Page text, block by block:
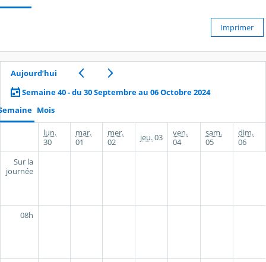
Imprimer
Aujourd’hui
Semaine 40 - du 30 Septembre au 06 Octobre 2024
Mois
lun.
30
mar.
01
mer.
02
jeu.03
ven.
04
sam.
05
dim.
06
Sur la
journée
08h